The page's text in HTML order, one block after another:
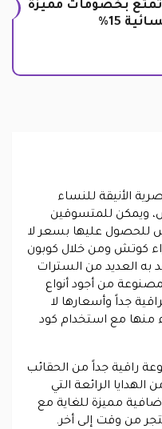
بخصومات مميزة
15%
الأنيقة للنساء
ويمكن للمتسوقين
للحصول عليها بسعر لا
كوتش ومن خلال كوبون
العديد من السترات
من أجود أنواع
جداً وأسعارها لا
منها مع استخدام كود
راقية جداً من الحقائب
الهدايا الرائعة التي
مميزة للغاية مع
من وقت إلى أخر.